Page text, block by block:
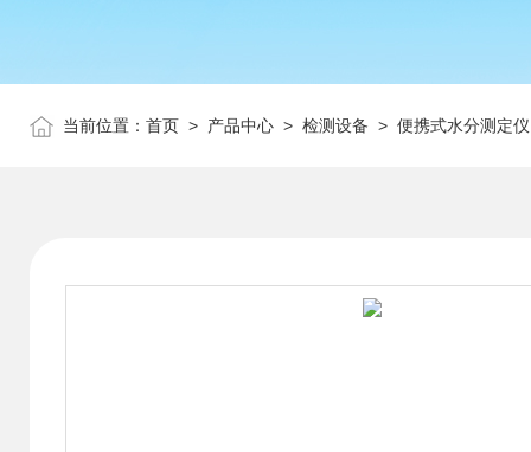
当前位置： 首页 > 产品中心 > 检测设备 > 便携式水分测定仪